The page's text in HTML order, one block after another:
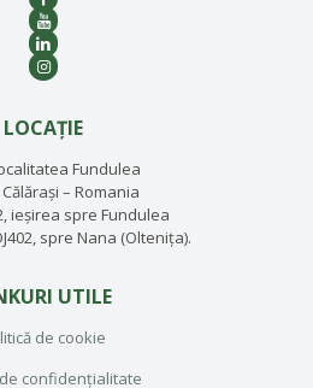
LOCAȚIE
Fundulea
– Romania
ieșirea spre Fundulea
spre Nana (Oltenița).
UTILE
de cookie
confidențialitate